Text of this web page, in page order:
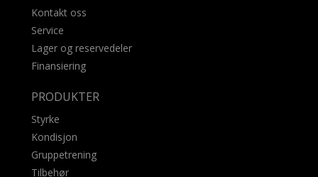
Kontakt oss
Service
Lager og reservedeler
Finansiering
PRODUKTER
Styrke
Kondisjon
Gruppetrening
Tilbehør